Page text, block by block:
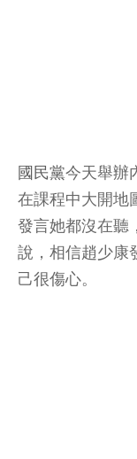
國民黨今天舉辦
在課程中大開地
發言她都沒在聽
說，相信趙少康
己很傷心。